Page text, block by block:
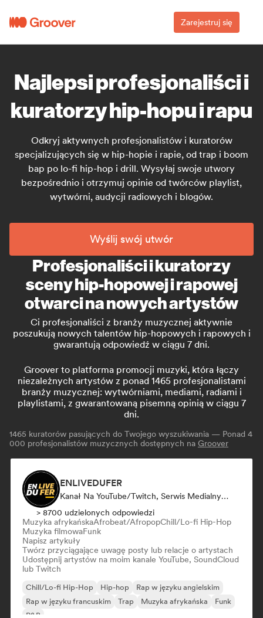
Zarejestruj się
Najlepsi profesjonaliści i
kuratorzy hip-hopu i rapu
Odkryj aktywnych profesjonalistów i kuratorów
specjalizujących się w hip-hopie i rapie, od trap i boom
bap po lo-fi hip-hop i drill. Wysyłaj swoje utwory
bezpośrednio i otrzymuj opinie od twórców playlist,
wytwórni, audycji radiowych i blogów.
Wyślij swój utwór
Profesjonaliści i kuratorzy
sceny hip-hopowej i rapowej
otwarci na nowych artystów
Ci profesjonaliści z branży muzycznej aktywnie
poszukują nowych talentów hip-hopowych i rapowych i
gwarantują odpowiedź w ciągu 7 dni.
Groover to platforma promocji muzyki, która łączy
niezależnych artystów z ponad 1465 profesjonalistami
branży muzycznej: wytwórniami, mediami, radiami i
playlistami, z gwarantowaną pisemną opinią w ciągu 7
dni.
1465 kuratorów pasujących do Twojego wyszukiwania — Ponad 4
000 profesjonalistów muzycznych dostępnych na Groover
ENLIVEDUFER
Kanał Na YouTube/Twitch, Serwis Medialny/Dziennikarz, Influencer W Mediach Społecznościowych
> 8700 udzielonych odpowiedzi
Muzyka afrykańskaAfrobeat/AfropopChill/Lo-fi Hip-Hop
Muzyka filmowaFunk
Napisz artykuły
Twórz przyciągające uwagę posty lub relacje o artystach
Udostępnij artystów na moim kanale YouTube, SoundCloud
lub Twitch
Chill/Lo-fi Hip-Hop Hip-hop
Rap w języku angielskim
Rap w języku francuskim
Trap Muzyka afrykańska
Funk
R&B